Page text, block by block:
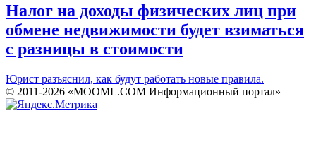
Налог на доходы физических лиц при
обмене недвижимости будет взиматься
с разницы в стоимости
Юрист разъяснил, как будут работать новые правила.
© 2011-2026 «MOOML.COM Информационный портал»